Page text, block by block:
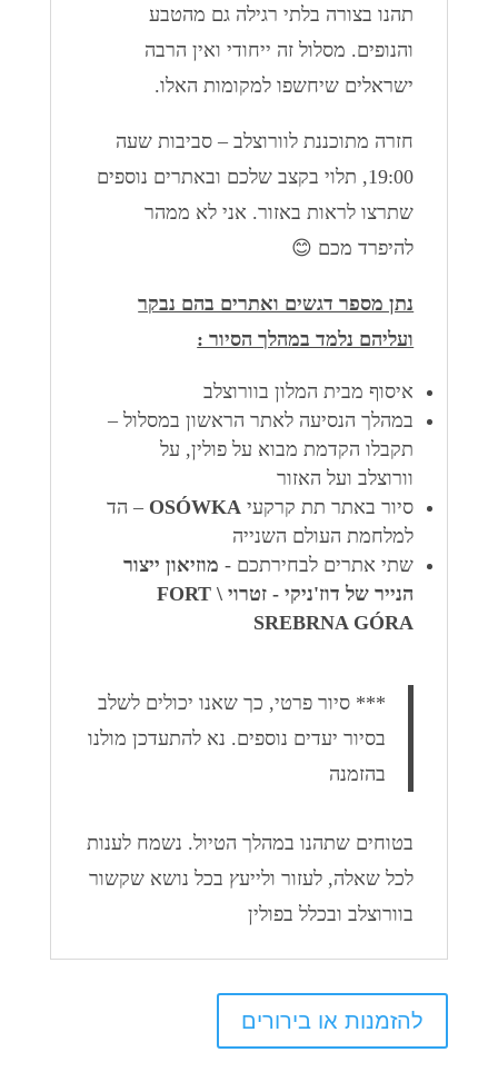
תהנו בצורה בלתי רגילה גם מהטבע
והנופים. מסלול זה ייחודי ואין הרבה
ישראלים שיחשפו למקומות האלו.
חזרה מתוכננת לוורוצלב – סביבות שעה
19:00, תלוי בקצב שלכם ובאתרים נוספים
שתרצו לראות באזור. אני לא ממהר
להיפרד מכם 😊
נתן מספר דגשים ואתרים בהם נבקר
ועליהם נלמד במהלך הסיור :
איסוף מבית המלון בוורוצלב
במהלך הנסיעה לאתר הראשון במסלול –
תקבלו הקדמת מבוא על פולין, על
וורוצלב ועל האזור
סיור באתר תת קרקעי OSÓWKA – הד
למלחמת העולם השנייה
שתי אתרים לבחירתכם - מוזיאון ייצור
הנייר של דוז'ניקי - זטרוי \ FORT
SREBRNA GÓRA
*** סיור פרטי, כך שאנו יכולים לשלב
בסיור יעדים נוספים. נא להתעדכן מולנו
בהזמנה
בטוחים שתהנו במהלך הטיול. נשמח לענות
לכל שאלה, לעזור ולייעץ בכל נושא שקשור
בוורוצלב ובכלל בפולין
להזמנות או בירורים